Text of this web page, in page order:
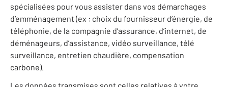
spécialisées pour vous assister dans vos démarchages
d’emménagement (ex : choix du fournisseur d’énergie, de
téléphonie, de la compagnie d’assurance, d’internet, de
déménageurs, d’assistance, vidéo surveillance, télé
surveillance, entretien chaudière, compensation
carbone).